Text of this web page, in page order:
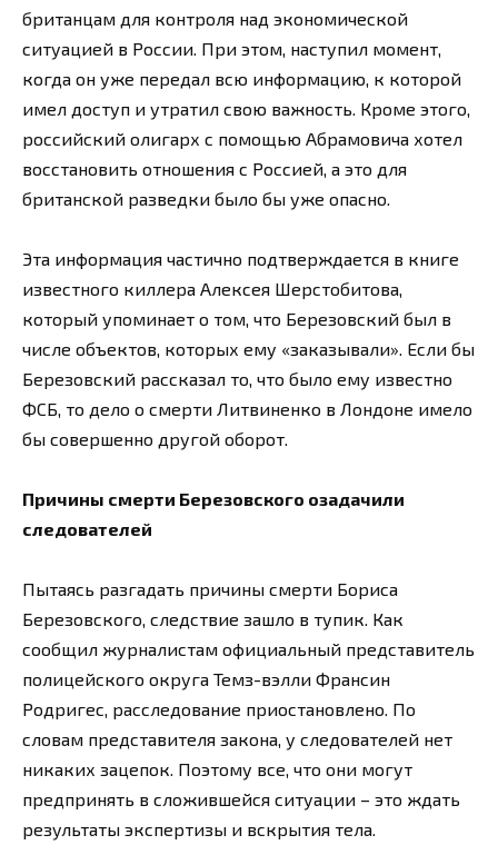
британцам для контроля над экономической
ситуацией в России. При этом, наступил момент,
когда он уже передал всю информацию, к которой
имел доступ и утратил свою важность. Кроме этого,
российский олигарх с помощью Абрамовича хотел
восстановить отношения с Россией, а это для
британской разведки было бы уже опасно.
Эта информация частично подтверждается в книге
известного киллера Алексея Шерстобитова,
который упоминает о том, что Березовский был в
числе объектов, которых ему «заказывали». Если бы
Березовский рассказал то, что было ему известно
ФСБ, то дело о смерти Литвиненко в Лондоне имело
бы совершенно другой оборот.
Причины смерти Березовского озадачили
следователей
Пытаясь разгадать причины смерти Бориса
Березовского, следствие зашло в тупик. Как
сообщил журналистам официальный представитель
полицейского округа Темз-вэлли Франсин
Родригес, расследование приостановлено. По
словам представителя закона, у следователей нет
никаких зацепок. Поэтому все, что они могут
предпринять в сложившейся ситуации – это ждать
результаты экспертизы и вскрытия тела.